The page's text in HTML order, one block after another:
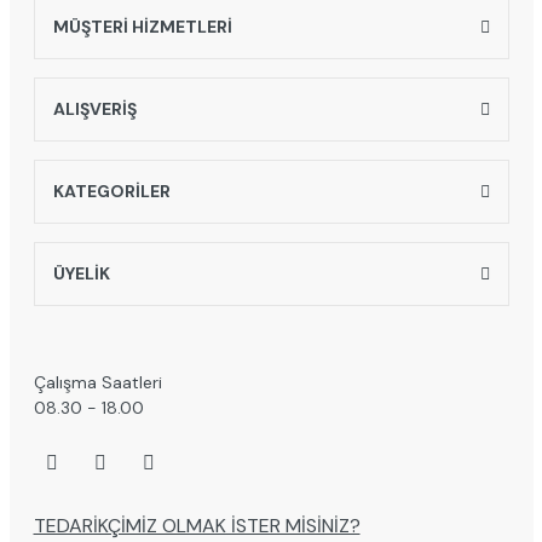
MÜŞTERİ HİZMETLERİ
ALIŞVERİŞ
KATEGORİLER
ÜYELİK
Çalışma Saatleri
08.30 - 18.00
TEDARİKÇİMİZ OLMAK İSTER MİSİNİZ?